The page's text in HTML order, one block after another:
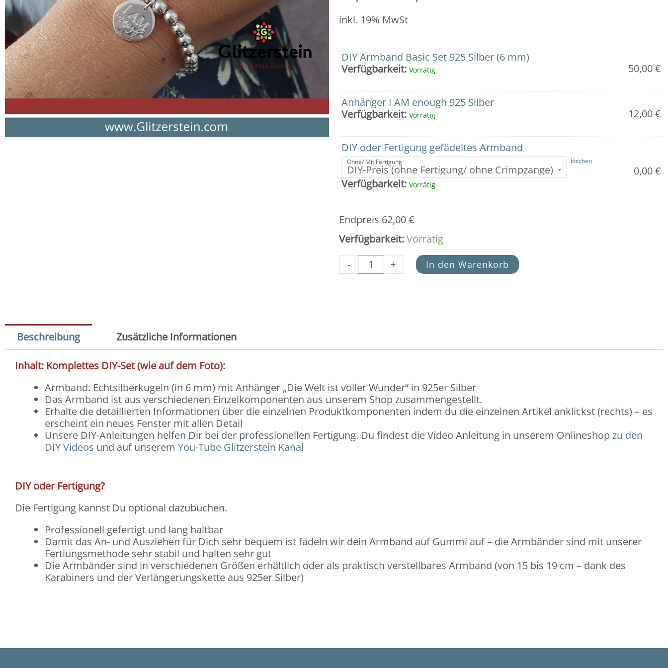
inkl. 19% MwSt
DIY Armband Basic Set 925 Silber (6 mm)
Verfügbarkeit: Vorrätig 50,00€
Anhänger I AM enough 925 Silber
Verfügbarkeit: Vorrätig 12,00€
DIY oder Fertigung gefädeltes Armband
Ohne/ Mit Fertigung löschen
Verfügbarkeit: Vorrätig
0,00€
Endpreis 62,00€
Verfügbarkeit:Vorrätig
-
Armband:
Echtsilberkugeln
(in
mm)
mit
Anhänger
"I
AM
enough"
Menge
+ In den Warenkorb
Beschreibung Zusätzliche Informationen
Inhalt: Komplettes DIY-Set (wie auf dem Foto):
Armband: Echtsilberkugeln (in 6 mm) mit Anhänger „Die Welt ist voller Wunder“ in 925er Silber
Das Armband ist aus verschiedenen Einzelkomponenten aus unserem Shop zusammengestellt.
Erhalte die detaillierten Informationen über die einzelnen Produktkomponenten indem du die einzelnen Artikel anklickst (rechts) – es
erscheint ein neues Fenster mit allen Detail
Unsere DIY-Anleitungen helfen Dir bei der professionellen Fertigung. Du findest die Video Anleitung in unserem Onlineshop zu den
DIY Videos und auf unserem You-Tube Glitzerstein Kanal
DIY oder Fertigung?
Die Fertigung kannst Du optional dazubuchen.
Professionell gefertigt und lang haltbar
Damit das An- und Ausziehen für Dich sehr bequem ist fädeln wir dein Armband auf Gummi auf – die Armbänder sind mit unserer
Fertiungsmethode sehr stabil und halten sehr gut
Die Armbänder sind in verschiedenen Größen erhältlich oder als praktisch verstellbares Armband (von 15 bis 19 cm – dank des
Karabiners und der Verlängerungskette aus 925er Silber)